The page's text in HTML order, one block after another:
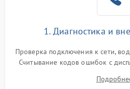
1. Диагностика и
Проверка подключения к сети,
Считывание кодов ошибок с
выявления посторонних шумов,
электронного модуля